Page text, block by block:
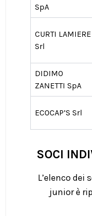
SpA
CURTI LAMIERE
Srl
DIDIMO
ZANETTI SpA
ECOCAP’S Srl
SOCI
L’elenco dei
junior è